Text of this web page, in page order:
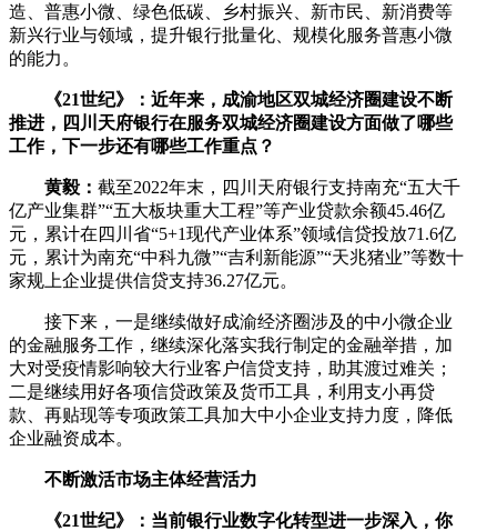
造、普惠小微、绿色低碳、乡村振兴、新市民、新消费等
新兴行业与领域，提升银行批量化、规模化服务普惠小微
的能力。
《21世纪》：近年来，成渝地区双城经济圈建设不断
推进，四川天府银行在服务双城经济圈建设方面做了哪些
工作，下一步还有哪些工作重点？
黄毅： 截至2022年末，四川天府银行支持南充“五大千
亿产业集群”“五大板块重大工程”等产业贷款余额45.46亿
元，累计在四川省“5+1现代产业体系”领域信贷投放71.6亿
元，累计为南充“中科九微”“吉利新能源”“天兆猪业”等数十
家规上企业提供信贷支持36.27亿元。
接下来，一是继续做好成渝经济圈涉及的中小微企业
的金融服务工作，继续深化落实我行制定的金融举措，加
大对受疫情影响较大行业客户信贷支持，助其渡过难关；
二是继续用好各项信贷政策及货币工具，利用支小再贷
款、再贴现等专项政策工具加大中小企业支持力度，降低
企业融资成本。
不断激活市场主体经营活力
《21世纪》：当前银行业数字化转型进⼀步深入，你